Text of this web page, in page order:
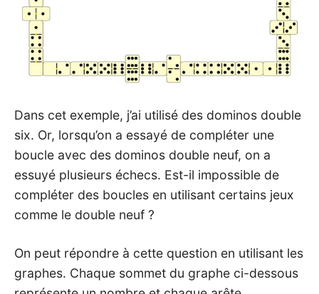
Dans cet exemple, j’ai utilisé des dominos double
six. Or, lorsqu’on a essayé de compléter une
boucle avec des dominos double neuf, on a
essuyé plusieurs échecs. Est-il impossible de
compléter des boucles en utilisant certains jeux
comme le double neuf ?
On peut répondre à cette question en utilisant les
graphes. Chaque sommet du graphe ci-dessous